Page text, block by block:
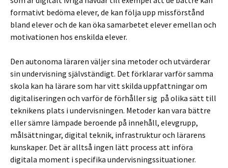
formativt bedöma elever, de kan följa upp missförstånd
bland elever och de kan öka samarbetet elever emellan och
motivationen hos enskilda elever.
Den autonoma läraren väljer sina metoder och utvärderar
sin undervisning självständigt. Det förklarar varför samma
skola kan ha lärare som har vitt skilda uppfattningar om
digitaliseringen och varför de förhåller sig på olika sätt till
teknikens plats i undervisningen. Metoder kan vara bättre
eller sämre lämpade beroende på innehåll, elevgrupp,
målsättningar, digital teknik, infrastruktur och lärarens
kunskaper. Det är alltså ingen lätt process att införa
digitala moment i specifika undervisningssituationer.